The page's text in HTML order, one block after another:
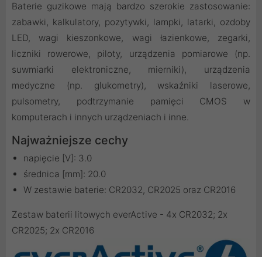
Baterie guzikowe mają bardzo szerokie zastosowanie:
zabawki, kalkulatory, pozytywki, lampki, latarki, ozdoby
LED, wagi kieszonkowe, wagi łazienkowe, zegarki,
liczniki rowerowe, piloty, urządzenia pomiarowe (np.
suwmiarki elektroniczne, mierniki), urządzenia
medyczne (np. glukometry), wskaźniki laserowe,
pulsometry, podtrzymanie pamięci CMOS w
komputerach i innych urządzeniach i inne.
Najważniejsze cechy
napięcie [V]: 3.0
średnica [mm]: 20.0
W zestawie baterie: CR2032, CR2025 oraz CR2016
Zestaw baterii litowych everActive - 4x CR2032; 2x
CR2025; 2x CR2016